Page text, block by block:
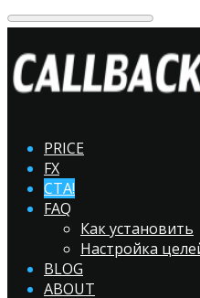
PRICE
FX
CTA!
FAQ
Как установить
Настройка
BLOG
ABOUT